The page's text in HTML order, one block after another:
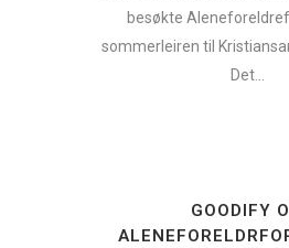
besøkte
sommerleiren til
Det...
GOODIFY